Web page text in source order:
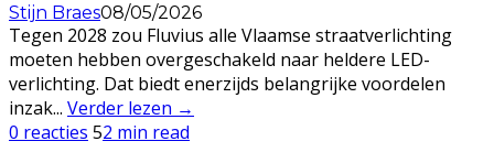
Stijn Braes08/05/2026
Tegen 2028 zou Fluvius alle Vlaamse straatverlichting
moeten hebben overgeschakeld naar heldere LED-
verlichting. Dat biedt enerzijds belangrijke voordelen
inzak... Verder lezen →
0 reacties 52 min read